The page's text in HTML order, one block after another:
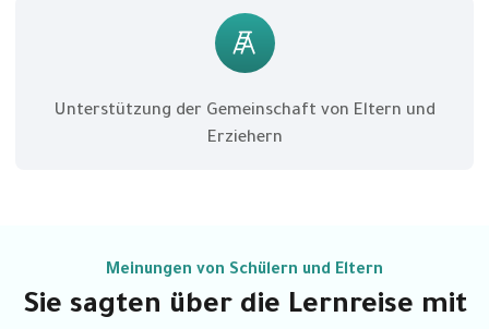
Unterstützung der Gemeinschaft von Eltern und
Erziehern
Meinungen von Schülern und Eltern
Sie sagten über die Lernreise mit